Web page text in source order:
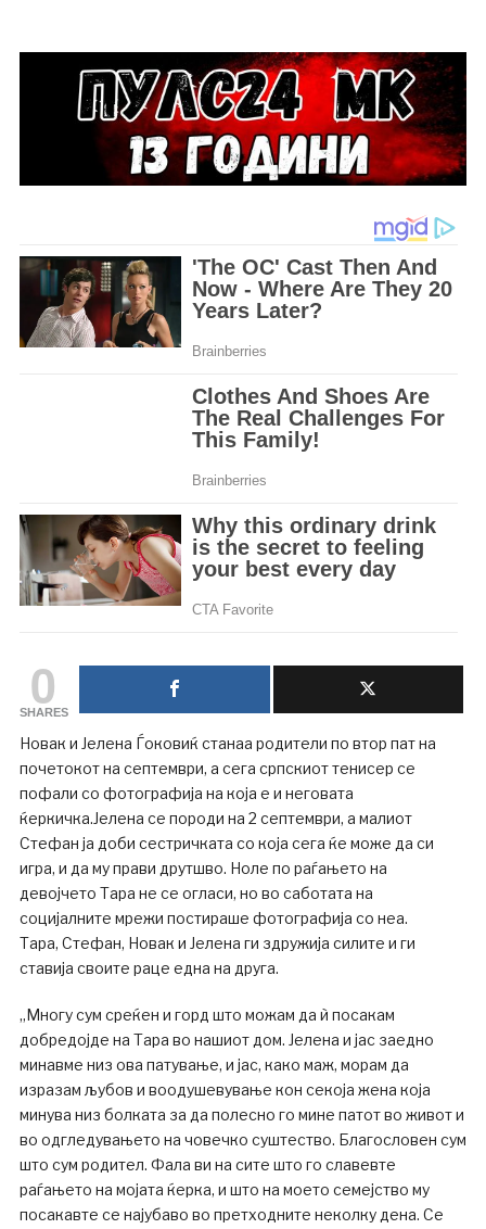
0
SHARES
Новак и Јелена Ѓоковиќ станаа родители по втор пат на
почетокот на септември, а сега српскиот тенисер се
пофали со фотографија на која е и неговата
ќеркичка.Јелена се породи на 2 септември, а малиот
Стефан ја доби сестричката со која сега ќе може да си
игра, и да му прави друтшво. Ноле по раѓањето на
девојчето Тара не се огласи, но во саботата на
социјалните мрежи постираше фотографија со неа.
Тара, Стефан, Новак и Јелена ги здружија силите и ги
ставија своите раце една на друга.
„Многу сум среќен и горд што можам да ѝ посакам
добредојде на Тара во нашиот дом. Јелена и јас заедно
минавме низ ова патување, и јас, како маж, морам да
изразам љубов и воодушевување кон секоја жена која
минува низ болката за да полесно го мине патот во живот и
во одгледувањето на човечко суштество. Благословен сум
што сум родител. Фала ви на сите што го славевте
раѓањето на мојата ќерка, и што на моето семејство му
посакавте се најубаво во претходните неколку дена. Се